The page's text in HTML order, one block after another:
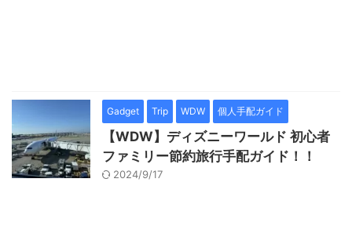
Gadget Trip WDW 個人手配ガイド
【WDW】ディズニーワールド 初心者
ファミリー節約旅行手配ガイド！！
2024/9/17